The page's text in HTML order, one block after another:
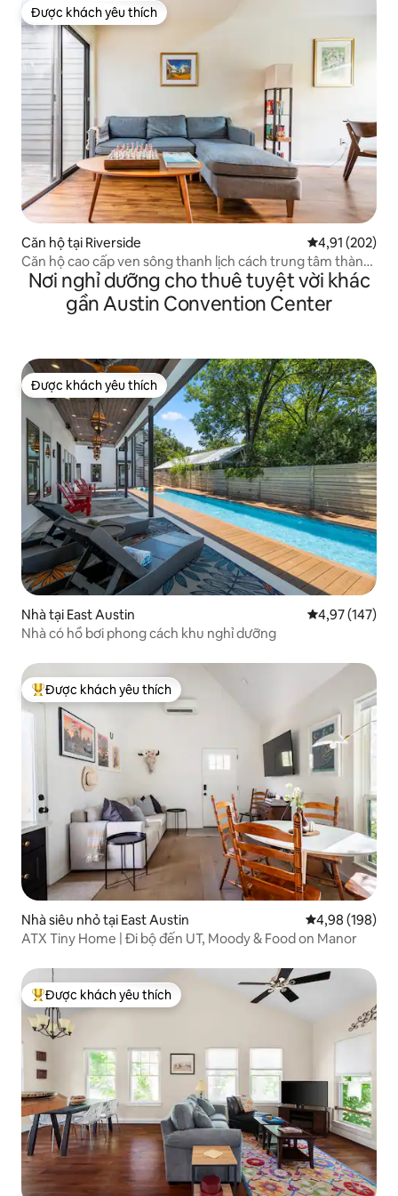
Được khách yêu thích
Được khách yêu thích
Căn hộ tại Riverside Xếp hạng
4,91 (202)
Căn hộ cao cấp ven sông thanh lịch cách trung tâm thành
phố vài phút
Nơi nghỉ dưỡng cho thuê tuyệt vời khác
gần Austin Convention Center
Được khách yêu thích
Được khách yêu thích
Nhà tại East Austin Xếp hạng
4,97 (147)
Nhà có hồ bơi phong cách khu nghỉ dưỡng
Được khách yêu thích nhất
Được khách yêu thích
Nhà siêu nhỏ tại East Austin Xếp hạng
4,98 (198)
ATX Tiny Home | Đi bộ đến UT, Moody & Food on Manor
Được khách yêu thích nhất
Được khách yêu thích